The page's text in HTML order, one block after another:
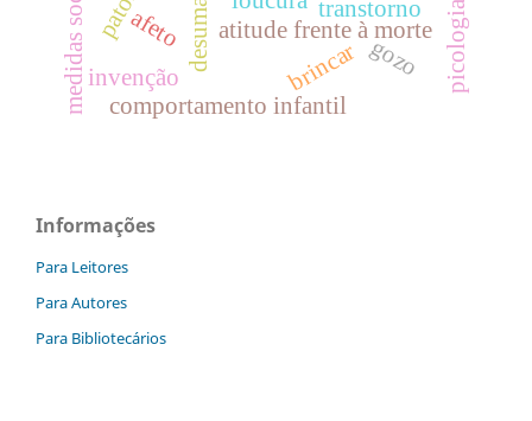
transtorno
atitude frente à morte
afeto
brincar
comportamento infantil
gozo picologia
invenção
Informações
Para Leitores
Para Autores
Para Bibliotecários